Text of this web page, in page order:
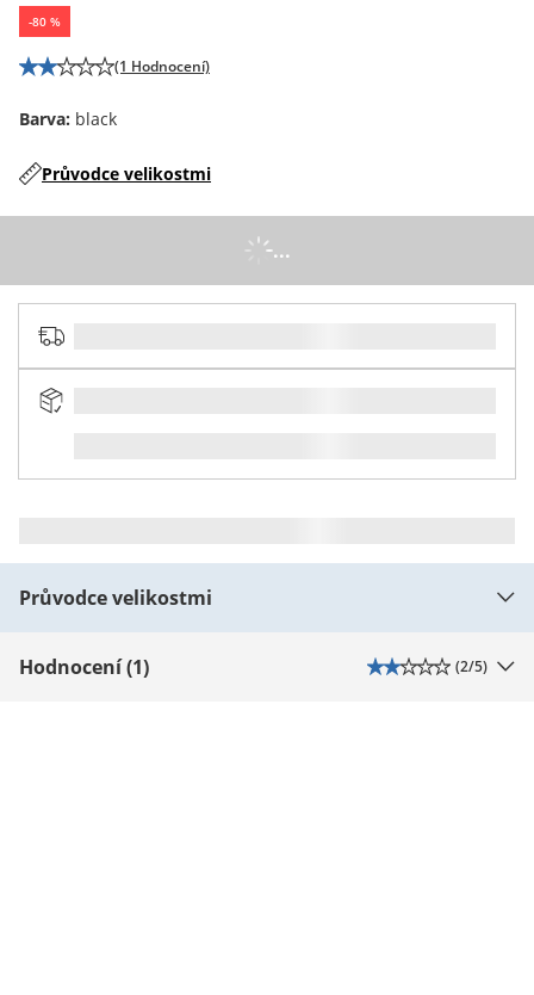
-80 %
(1 Hodnocení)
Barva: black
Průvodce velikostmi
...
Průvodce velikostmi
Hodnocení (1) (2/5)